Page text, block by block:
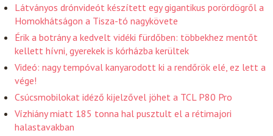
Látványos drónvideót készített egy gigantikus porördögről a
Homokhátságon a Tisza-tó nagykövete
Érik a botrány a kedvelt vidéki fürdőben: többekhez mentőt
kellett hívni, gyerekek is kórházba kerültek
Videó: nagy tempóval kanyarodott ki a rendőrök elé, ez lett a
vége!
Csúcsmobilokat idéző kijelzővel jöhet a TCL P80 Pro
Vízhiány miatt 185 tonna hal pusztult el a rétimajori
halastavakban